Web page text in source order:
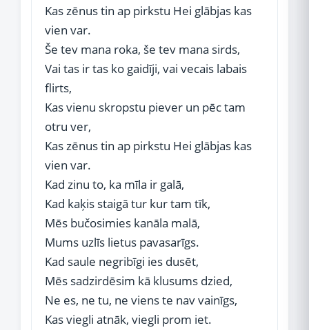
Kas zēnus tin ap pirkstu Hei glābjas kas
vien var.
Še tev mana roka, še tev mana sirds,
Vai tas ir tas ko gaidīji, vai vecais labais
flirts,
Kas vienu skropstu piever un pēc tam
otru ver,
Kas zēnus tin ap pirkstu Hei glābjas kas
vien var.
Kad zinu to, ka mīla ir galā,
Kad kaķis staigā tur kur tam tīk,
Mēs bučosimies kanāla malā,
Mums uzlīs lietus pavasarīgs.
Kad saule negribīgi ies dusēt,
Mēs sadzirdēsim kā klusums dzied,
Ne es, ne tu, ne viens te nav vainīgs,
Kas viegli atnāk, viegli prom iet.